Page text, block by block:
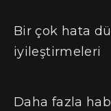
Bir çok hata
iyileştirmeleri
Daha fazla